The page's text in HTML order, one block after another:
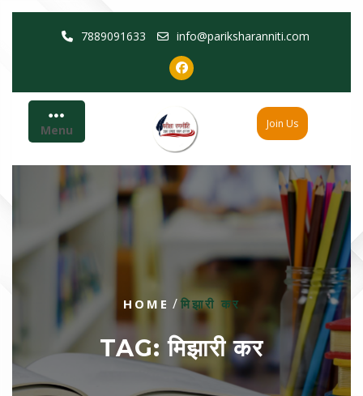
7889091633 info@pariksharanniti.com
Menu Join Us
HOME / मिझारी कर
TAG:मिझारी कर